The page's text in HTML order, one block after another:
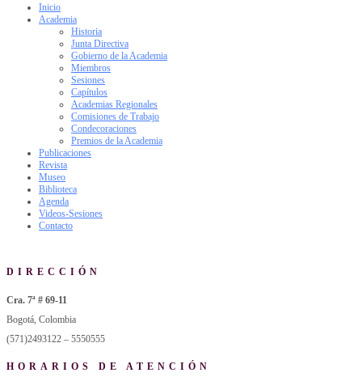
Inicio
Academia
Historia
Junta Directiva
Gobierno de la Academia
Miembros
Sesiones
Capítulos
Academias Regionales
Comisiones de Trabajo
Condecoraciones
Premios de la Academia
Publicaciones
Revista
Museo
Biblioteca
Agenda
Videos-Sesiones
Contacto
DIRECCIÓN
Cra. 7ª # 69-11
Bogotá, Colombia
(571)2493122 – 5550555
HORARIOS DE ATENCIÓN